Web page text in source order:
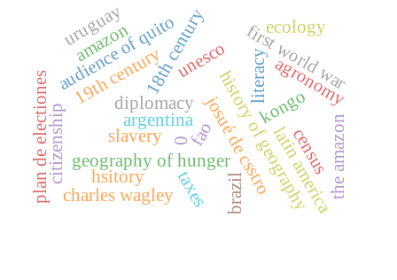
josué de csstro
faohistory of geography
geography of hunger
kongo
literacy
diplomacy
18th century
19th century
argentina
first world war
latin america
brazil
audience of quito
0
citizenship census
plan de electiones taxes
amazon
charles wagley
unesco
uruguay
slavery the amazon
ecology
agronomy
hsitory